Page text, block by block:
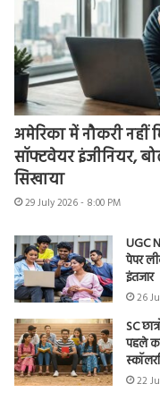
अमेरिका में नौकरी नहीं
सॉफ्टवेयर इंजीनियर,
सिखाया
29 July 2026 - 8:00 PM
UGC
पेपर
इंतजार
26
SC
पहले
22